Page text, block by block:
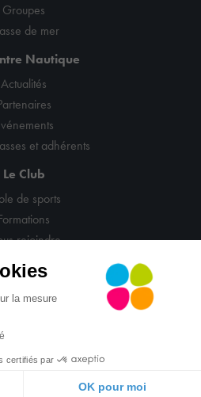
Groupes
de mer
Nautique
Actualités
et adhérents
Le Club
de sports
rejoindre
la mesure
certifiés par
OK pour moi